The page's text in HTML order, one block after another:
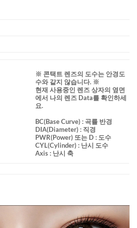
※ 콘택트 렌즈의 도수는 안경도
수와 같지 않습니다. ※
현재 사용중인 렌즈 상자의 옆면
에서 나의 렌즈 Data를 확인하세
요.
BC(Base Curve): 곡률 반경
DIA(Diameter) : 직경
PWR(Power) 또는 D : 도수
CYL(Cylinder) : 난시 도수
Axis : 난시 축